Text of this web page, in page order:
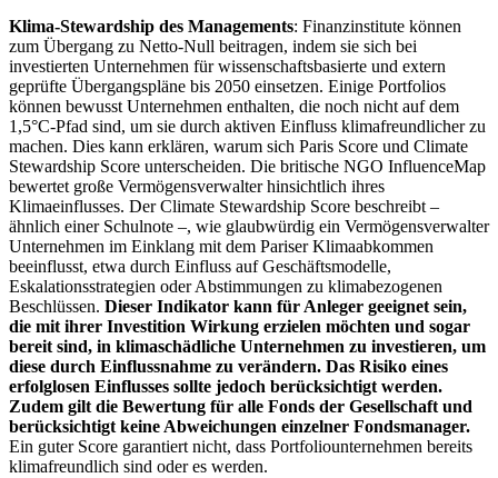
Klima-Stewardship des Managements: Finanzinstitute können
zum Übergang zu Netto-Null beitragen, indem sie sich bei
investierten Unternehmen für wissenschaftsbasierte und extern
geprüfte Übergangspläne bis 2050 einsetzen. Einige Portfolios
können bewusst Unternehmen enthalten, die noch nicht auf dem
1,5°C-Pfad sind, um sie durch aktiven Einfluss klimafreundlicher zu
machen. Dies kann erklären, warum sich Paris Score und Climate
Stewardship Score unterscheiden. Die britische NGO InfluenceMap
bewertet große Vermögensverwalter hinsichtlich ihres
Klimaeinflusses. Der Climate Stewardship Score beschreibt –
ähnlich einer Schulnote –, wie glaubwürdig ein Vermögensverwalter
Unternehmen im Einklang mit dem Pariser Klimaabkommen
beeinflusst, etwa durch Einfluss auf Geschäftsmodelle,
Eskalationsstrategien oder Abstimmungen zu klimabezogenen
Beschlüssen. Dieser Indikator kann für Anleger geeignet sein,
die mit ihrer Investition Wirkung erzielen möchten und sogar
bereit sind, in klimaschädliche Unternehmen zu investieren, um
diese durch Einflussnahme zu verändern. Das Risiko eines
erfolglosen Einflusses sollte jedoch berücksichtigt werden.
Zudem gilt die Bewertung für alle Fonds der Gesellschaft und
berücksichtigt keine Abweichungen einzelner Fondsmanager.
Ein guter Score garantiert nicht, dass Portfoliounternehmen bereits
klimafreundlich sind oder es werden.